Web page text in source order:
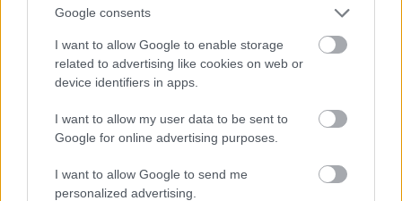
Google consents
I want to allow Google to enable storage
related to advertising like cookies on web or
device identifiers in apps.
I want to allow my user data to be sent to
Google for online advertising purposes.
I want to allow Google to send me
personalized advertising.